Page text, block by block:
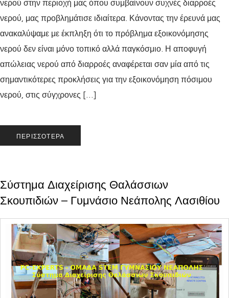
νερού, μας προβλημάτισε ιδιαίτερα. Κάνοντας την έρευνά μας
ανακαλύψαμε με έκπληξη ότι το πρόβλημα εξοικονόμησης
νερού δεν είναι μόνο τοπικό αλλά παγκόσμιο. Η αποφυγή
απώλειας νερού από διαρροές αναφέρεται σαν μία από τις
σημαντικότερες προκλήσεις για την εξοικονόμηση πόσιμου
νερού, στις σύγχρονες […]
ΠΕΡΙΣΣΌΤΕΡΑ
Σύστημα Διαχείρισης Θαλάσσιων
Σκουπιδιών – Γυμνάσιο Νεάπολης Λασιθίου